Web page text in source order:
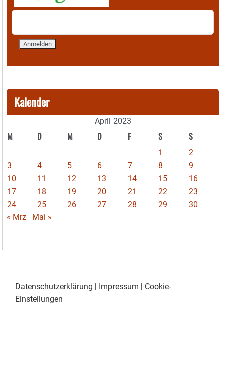
Kalender
April 2023
M D M D F S S
1
2
3
4 5 6 7 8
9
10
11 12 13 14 15
16
17
18 19 20 21 22
23
24
25 26 27 28 29
30
« Mrz
Mai »
Datenschutzerklärung | Impressum | Cookie-
Einstellungen